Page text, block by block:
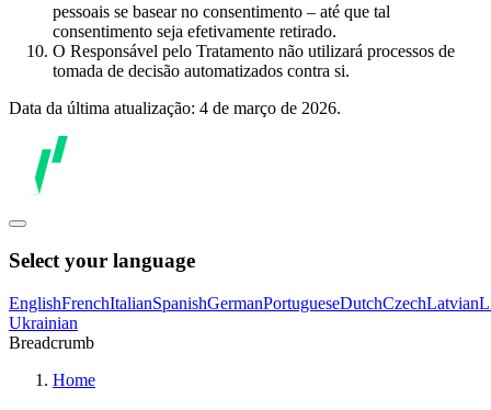
pessoais se basear no consentimento – até que tal
consentimento seja efetivamente retirado.
O Responsável pelo Tratamento não utilizará processos de
tomada de decisão automatizados contra si.
Data da última atualização: 4 de março de 2026.
Select your language
EnglishFrenchItalianSpanishGermanPortugueseDutchCzechLatvian
Ukrainian
Breadcrumb
Home